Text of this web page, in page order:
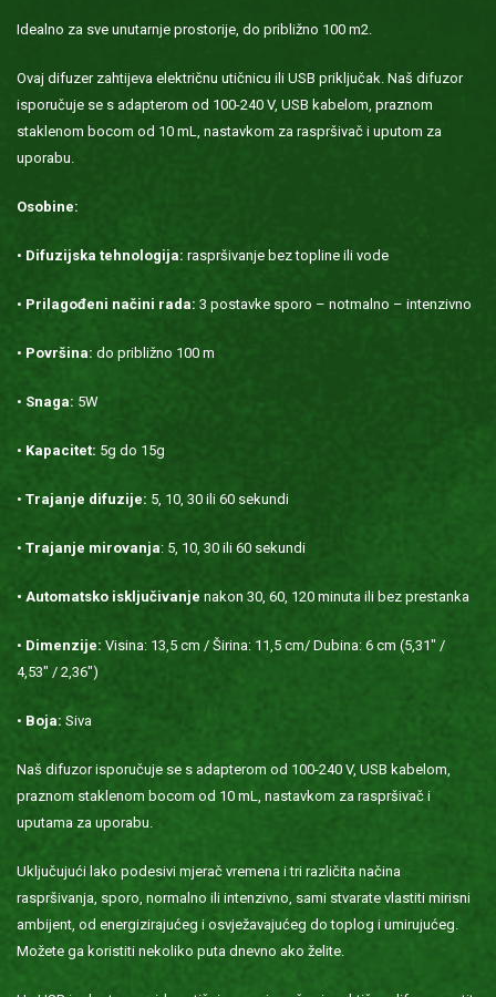
Idealno za sve unutarnje prostorije, do približno 100 m2.
Ovaj difuzer zahtijeva električnu utičnicu ili USB priključak. Naš difuzor
isporučuje se s adapterom od 100-240 V, USB kabelom, praznom
staklenom bocom od 10 mL, nastavkom za raspršivač i uputom za
uporabu.
Osobine:
• Difuzijska tehnologija: raspršivanje bez topline ili vode
• Prilagođeni načini rada: 3 postavke sporo – notmalno – intenzivno
• Površina: do približno 100 m
• Snaga: 5W
• Kapacitet: 5g do 15g
• Trajanje difuzije: 5, 10, 30 ili 60 sekundi
• Trajanje mirovanja: 5, 10, 30 ili 60 sekundi
• Automatsko isključivanje nakon 30, 60, 120 minuta ili bez prestanka
• Dimenzije: Visina: 13,5 cm / Širina: 11,5 cm/ Dubina: 6 cm (5,31" /
4,53" / 2,36")
• Boja: Siva
Naš difuzor isporučuje se s adapterom od 100-240 V, USB kabelom,
praznom staklenom bocom od 10 mL, nastavkom za raspršivač i
uputama za uporabu.
Uključujući lako podesivi mjerač vremena i tri različita načina
raspršivanja, sporo, normalno ili intenzivno, sami stvarate vlastiti mirisni
ambijent, od energizirajućeg i osvježavajućeg do toplog i umirujućeg.
Možete ga koristiti nekoliko puta dnevno ako želite.